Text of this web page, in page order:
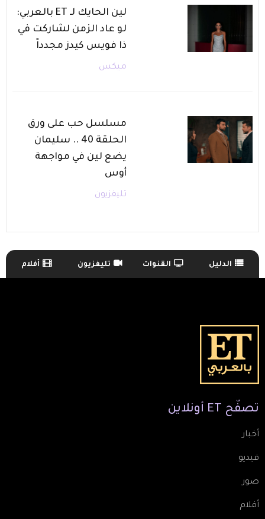
لين الحايك لـ ET بالعربي:
لو عاد الزمن لشاركت في
ذا فويس كيدز مجدداً
ميكس
مسلسل حب على ورق
الحلقة 40 .. سليمان
يضع لين في مواجهة
أوس
تليفزيون
TV Guide Menu الدليل القنوات تليفزيون أفلام
تصفّح ET أونلاين
أخبار
فيديو
صور
أفلام